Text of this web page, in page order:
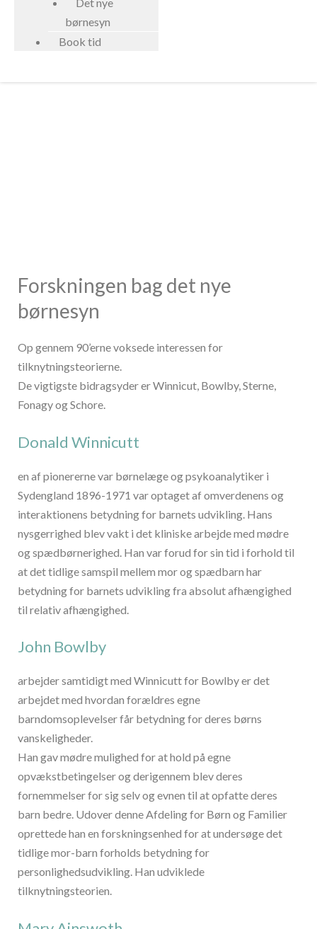
børnesyn
Book tid
Forskningen bag det nye
børnesyn
Op gennem 90’erne voksede interessen for
tilknytningsteorierne.
De vigtigste bidragsyder er Winnicut, Bowlby, Sterne,
Fonagy og Schore.
Donald Winnicutt
en af pionererne var børnelæge og psykoanalytiker i
Sydengland 1896-1971 var optaget af omverdenens og
interaktionens betydning for barnets udvikling. Hans
nysgerrighed blev vakt i det kliniske arbejde med mødre
og spædbørnerighed. Han var forud for sin tid i forhold til
at det tidlige samspil mellem mor og spædbarn har
betydning for barnets udvikling fra absolut afhængighed
til relativ afhængighed.
John Bowlby
arbejder samtidigt med Winnicutt for Bowlby er det
arbejdet med hvordan forældres egne
barndomsoplevelser får betydning for deres børns
vanskeligheder.
Han gav mødre mulighed for at hold på egne
opvækstbetingelser og derigennem blev deres
fornemmelser for sig selv og evnen til at opfatte deres
barn bedre. Udover denne Afdeling for Børn og Familier
oprettede han en forskningsenhed for at undersøge det
tidlige mor-barn forholds betydning for
personlighedsudvikling. Han udviklede
tilknytningsteorien.